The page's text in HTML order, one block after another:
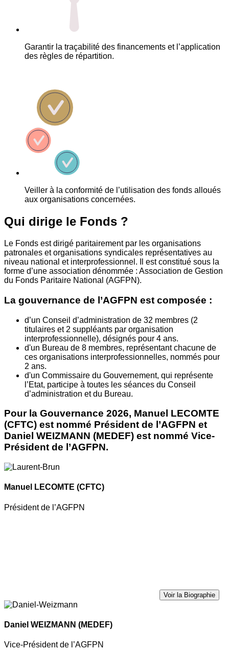
Garantir la traçabilité des financements et l’application
des règles de répartition.
Veiller à la conformité de l’utilisation des fonds alloués
aux organisations concernées.
Qui dirige le Fonds ?
Le Fonds est dirigé paritairement par les organisations
patronales et organisations syndicales représentatives au
niveau national et interprofessionnel. Il est constitué sous la
forme d’une association dénommée : Association de Gestion
du Fonds Paritaire National (AGFPN).
La gouvernance de l’AGFPN est composée :
d’un Conseil d’administration de 32 membres (2
titulaires et 2 suppléants par organisation
interprofessionnelle), désignés pour 4 ans.
d'un Bureau de 8 membres, représentant chacune de
ces organisations interprofessionnelles, nommés pour
2 ans.
d'un Commissaire du Gouvernement, qui représente
l’Etat, participe à toutes les séances du Conseil
d’administration et du Bureau.
Pour la Gouvernance 2026, Manuel LECOMTE
(CFTC) est nommé Président de l’AGFPN et
Daniel WEIZMANN (MEDEF) est nommé Vice-
Président de l’AGFPN.
Manuel LECOMTE (CFTC)
Président de l’AGFPN
Voir la Biographie
Daniel WEIZMANN (MEDEF)
Vice-Président de l’AGFPN